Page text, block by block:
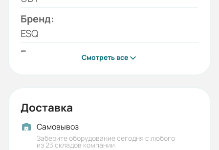
Бренд:
ESQ
Гарантия, лет:
5
Вес (кг):
Смотреть все
Доставка
Самовывоз
Заберите оборудование сегодня с любого
из 23 складов компании